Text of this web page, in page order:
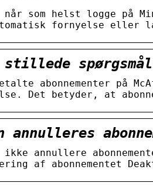
når som helst logge på
fornyelse eller
spørgsmål
abonnementer på
Det betyder, at
annulleres
ikke annullere
af abonnementet